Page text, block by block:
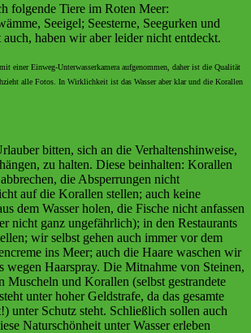
folgende Tiere im Roten Meer:
Seeigel; Seesterne, Seegurken und
haben wir aber leider nicht entdeckt.
einer Einweg-Unterwasserkamera aufgenommen, daher ist die Qualität
alle Fotos. In Wirklichkeit ist das Wasser aber klar und die Korallen
bitten, sich an die Verhaltenshinweise,
zu halten. Diese beinhalten: Korallen
die Absperrungen nicht
auf die Korallen stellen; auch keine
dem Wasser holen, die Fische nicht anfassen
nicht ganz ungefährlich); in den Restaurants
wir selbst gehen auch immer vor dem
ins Meer; auch die Haare waschen wir
wegen Haarspray. Die Mitnahme von Steinen,
Muscheln und Korallen (selbst gestrandete
unter hoher Geldstrafe, da das gesamte
unter Schutz steht. Schließlich sollen auch
Naturschönheit unter Wasser erleben